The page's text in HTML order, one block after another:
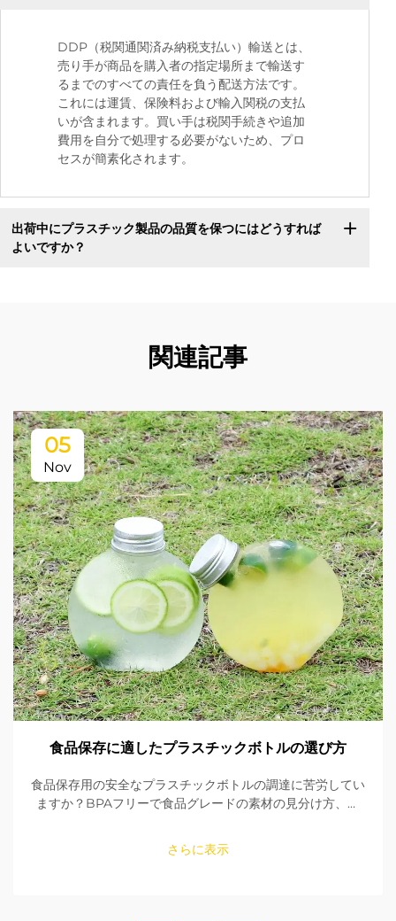
DDP（税関通関済み納税支払い）輸送とは、
売り手が商品を購入者の指定場所まで輸送す
るまでのすべての責任を負う配送方法です。
これには運賃、保険料および輸入関税の支払
いが含まれます。買い手は税関手続きや追加
費用を自分で処理する必要がないため、プロ
セスが簡素化されます。
出荷中にプラスチック製品の品質を保つにはどうすれば
よいですか？
関連記事
05
Nov
食品保存に適したプラスチックボトルの選び方
食品保存用の安全なプラスチックボトルの調達に苦労してい
ますか？BPAフリーで食品グレードの素材の見分け方、シ
FDAおよびEU規格への適合性を確保してください。今すぐ
読む。
さらに表示